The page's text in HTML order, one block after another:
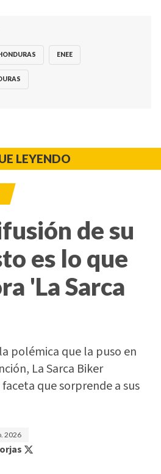
ENEE
LEYENDO
de su
es lo que
'La Sarca
polémica que la puso en
La Sarca Biker
que sorprende a sus
2026